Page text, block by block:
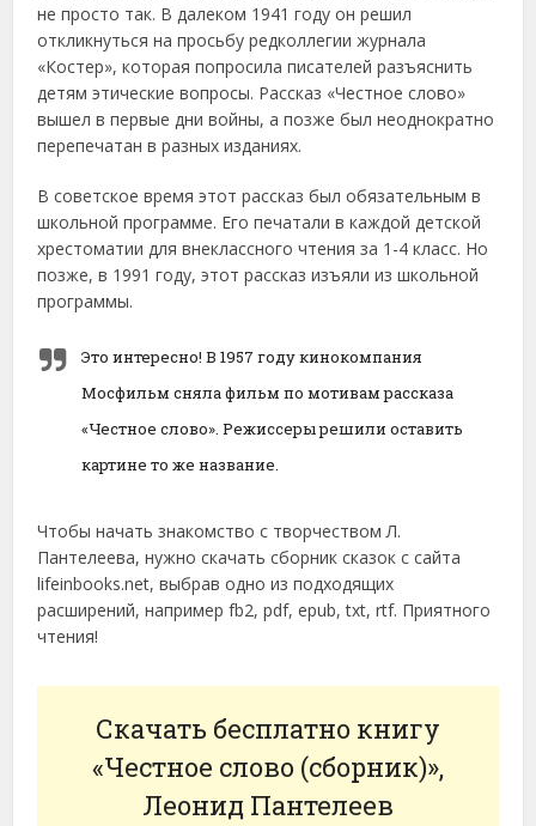
не просто так. В далеком 1941 году он решил
откликнуться на просьбу редколлегии журнала
«Костер», которая попросила писателей разъяснить
детям этические вопросы. Рассказ «Честное слово»
вышел в первые дни войны, а позже был неоднократно
перепечатан в разных изданиях.
В советское время этот рассказ был обязательным в
школьной программе. Его печатали в каждой детской
хрестоматии для внеклассного чтения за 1-4 класс. Но
позже, в 1991 году, этот рассказ изъяли из школьной
программы.
Это интересно! В 1957 году кинокомпания
Мосфильм сняла фильм по мотивам рассказа
«Честное слово». Режиссеры решили оставить
картине то же название.
Чтобы начать знакомство с творчеством Л.
Пантелеева, нужно скачать сборник сказок с сайта
lifeinbooks.net, выбрав одно из подходящих
расширений, например fb2, pdf, epub, txt, rtf. Приятного
чтения!
Скачать бесплатно книгу
«Честное слово (сборник)»,
Леонид Пантелеев